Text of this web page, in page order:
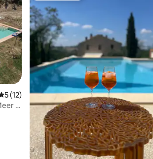
Bewertung: 5 von 5, 12
5 (12)
&